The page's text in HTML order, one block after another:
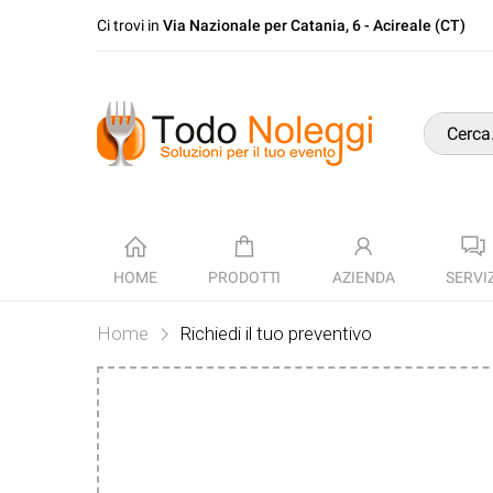
Ci trovi in Via Nazionale per Catania, 6 - Acireale (CT)
HOME PRODOTTI AZIENDA
Home Richiedi il tuo preventivo